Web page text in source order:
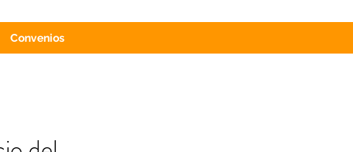
Convenios